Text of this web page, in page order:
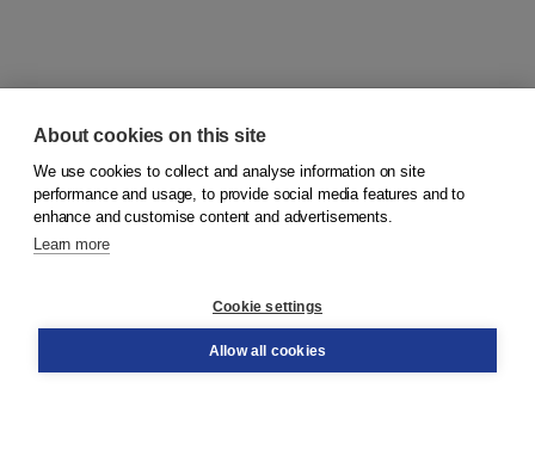
© 2026Koninklijke Boom uitgevers
Order
About cookies on this site
We use cookies to collect and analyse information on site
performance and usage, to provide social media features and to
enhance and customise content and advertisements.
Learn more
Cookie settings
Allow all cookies